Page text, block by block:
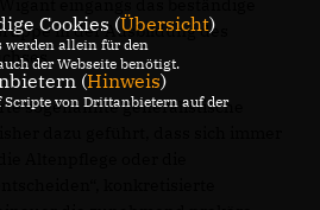
in der Ausbildung des
sogenannte generalistische
dazu geführt, dass sich immer
Altenpflege oder die
konkretisierte
Cookies (Übersicht)
werden allein für den
der Webseite benötigt.
(Hinweis)
von Drittanbietern auf der